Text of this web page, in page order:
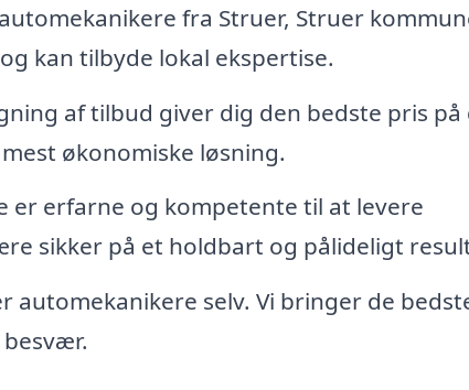
fra Struer, Struer
kan tilbyde lokal ekspertise.
af tilbud giver dig den bedste pris på
økonomiske løsning.
er erfarne og kompetente til at levere
sikker på et holdbart og pålideligt
automekanikere selv. Vi bringer de